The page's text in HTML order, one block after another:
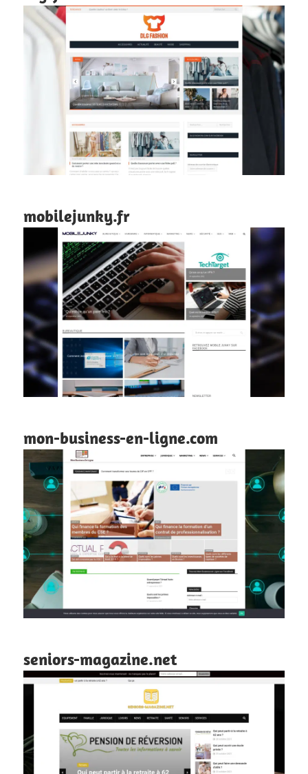
mobilejunky.fr
mon-business-en-ligne.com
seniors-magazine.net